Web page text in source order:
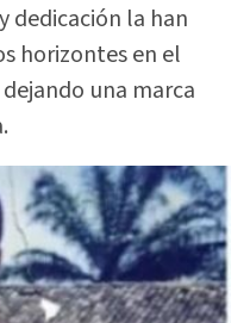
dedicación la han
horizontes en el
una marca